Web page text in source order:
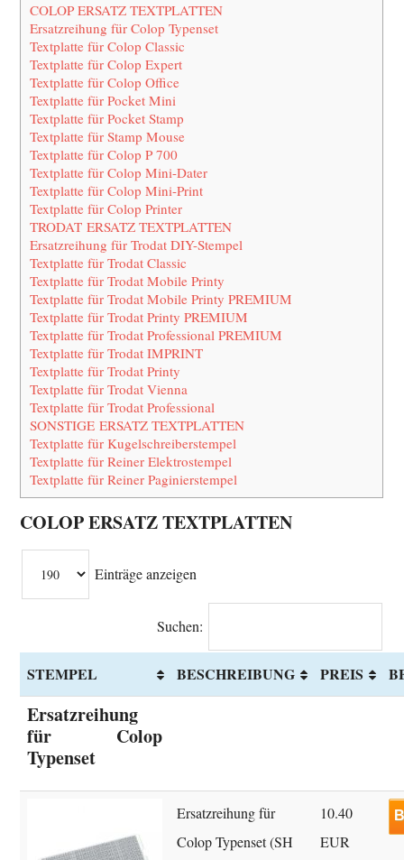
COLOP ERSATZ TEXTPLATTEN
Ersatzreihung für Colop Typenset
Textplatte für Colop Classic
Textplatte für Colop Expert
Textplatte für Colop Office
Textplatte für Pocket Mini
Textplatte für Pocket Stamp
Textplatte für Stamp Mouse
Textplatte für Colop P 700
Textplatte für Colop Mini-Dater
Textplatte für Colop Mini-Print
Textplatte für Colop Printer
TRODAT ERSATZ TEXTPLATTEN
Ersatzreihung für Trodat DIY-Stempel
Textplatte für Trodat Classic
Textplatte für Trodat Mobile Printy
Textplatte für Trodat Mobile Printy PREMIUM
Textplatte für Trodat Printy PREMIUM
Textplatte für Trodat Professional PREMIUM
Textplatte für Trodat IMPRINT
Textplatte für Trodat Printy
Textplatte für Trodat Vienna
Textplatte für Trodat Professional
SONSTIGE ERSATZ TEXTPLATTEN
Textplatte für Kugelschreiberstempel
Textplatte für Reiner Elektrostempel
Textplatte für Reiner Paginierstempel
COLOP ERSATZ TEXTPLATTEN
Einträge anzeigen
Suchen:
STEMPEL BESCHREIBUNG PREIS
Ersatzreihung
für Colop
Typenset
Ersatzreihung für
Colop Typenset (SH
10.40
EUR